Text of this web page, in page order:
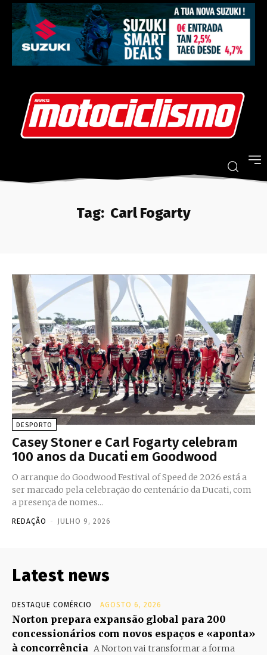
Tag: Carl Fogarty
DESPORTO
Casey Stoner e Carl Fogarty celebram
100 anos da Ducati em Goodwood
O arranque do Goodwood Festival of Speed de 2026 está a
ser marcado pela celebração do centenário da Ducati, com
a presença de nomes...
REDAÇÃO - JULHO 9, 2026
Latest news
DESTAQUE COMÉRCIO AGOSTO 6, 2026
Norton prepara expansão global para 200
concessionários com novos espaços e «aponta»
à concorrência A Norton vai transformar a forma